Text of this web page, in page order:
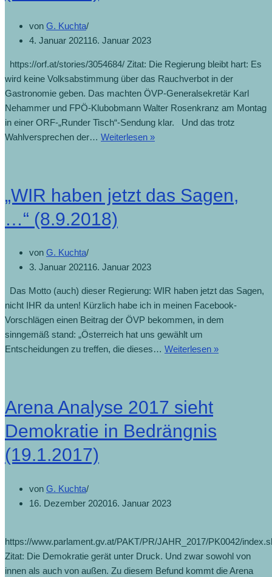
von G. Kuchta
4. Januar 202116. Januar 2023
https://orf.at/stories/3054684/ Zitat: Die Regierung bleibt hart: Es
wird keine Volksabstimmung über das Rauchverbot in der
Gastronomie geben. Das machten ÖVP-Generalsekretär Karl
Nehammer und FPÖ-Klubobmann Walter Rosenkranz am Montag
in einer ORF-„Runder Tisch“-Sendung klar. Und das trotz
Wahlversprechen der… Weiterlesen »
„WIR haben jetzt das Sagen,
…“ (8.9.2018)
von G. Kuchta
3. Januar 202116. Januar 2023
Das Motto (auch) dieser Regierung: WIR haben jetzt das Sagen,
nicht IHR da unten! Kürzlich habe ich in meinen Facebook-
Vorschlägen einen Beitrag der ÖVP bekommen, in dem
sinngemäß stand: „Österreich hat uns gewählt um
Entscheidungen zu treffen, die dieses… Weiterlesen »
Arena Analyse 2017 sieht
Demokratie in Bedrängnis
(19.1.2017)
von G. Kuchta
16. Dezember 202016. Januar 2023
https://www.parlament.gv.at/PAKT/PR/JAHR_2017/PK0042/
Zitat: Die Demokratie gerät unter Druck. Und zwar sowohl von
innen als auch von außen. Zu diesem Befund kommt die Arena